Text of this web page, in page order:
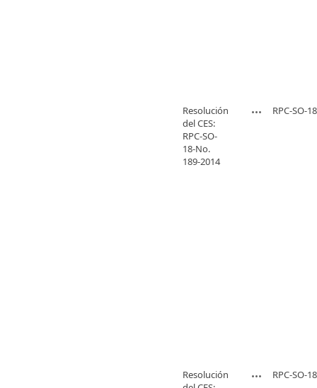
Resolución
del CES:
RPC-SO-
18-No.
189-2014
RPC-SO-
Resolución
RPC-SO-